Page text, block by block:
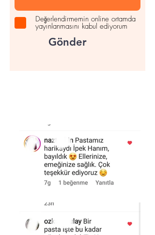
Değerlendirmemin online ortamda
yayınlanmasını kabul ediyorum
Gönder